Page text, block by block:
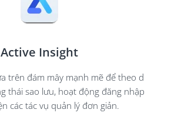
Active Insight
trên đám mây mạnh mẽ để theo d
thái sao lưu, hoạt động đăng nhập
các tác vụ quản lý đơn giản.